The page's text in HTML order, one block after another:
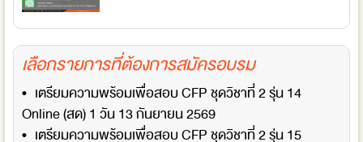
เลือกรายการที่ต้องการสมัครอบรม
• เตรียมความพร้อมเพื่อสอบ CFP ชุดวิชาที่ 2 รุ่น 14
Online (สด) 1 วัน 13 กันยายน 2569
• เตรียมความพร้อมเพื่อสอบ CFP ชุดวิชาที่ 2 รุ่น 15